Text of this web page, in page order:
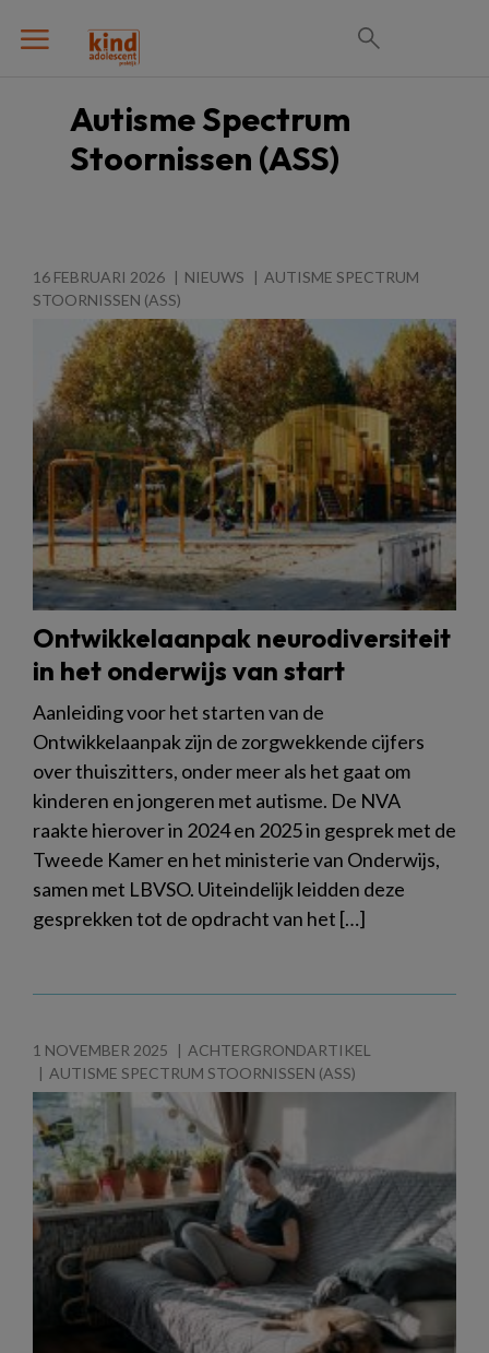
Autisme Spectrum
Stoornissen (ASS)
16 FEBRUARI 2026 NIEUWS
AUTISME SPECTRUM
STOORNISSEN (ASS)
Ontwikkelaanpak neurodiversiteit
in het onderwijs van start
Aanleiding voor het starten van de
Ontwikkelaanpak zijn de zorgwekkende cijfers
over thuiszitters, onder meer als het gaat om
kinderen en jongeren met autisme. De NVA
raakte hierover in 2024 en 2025 in gesprek met de
Tweede Kamer en het ministerie van Onderwijs,
samen met LBVSO. Uiteindelijk leidden deze
gesprekken tot de opdracht van het […]
1 NOVEMBER 2025
ACHTERGRONDARTIKEL
AUTISME SPECTRUM STOORNISSEN (ASS)